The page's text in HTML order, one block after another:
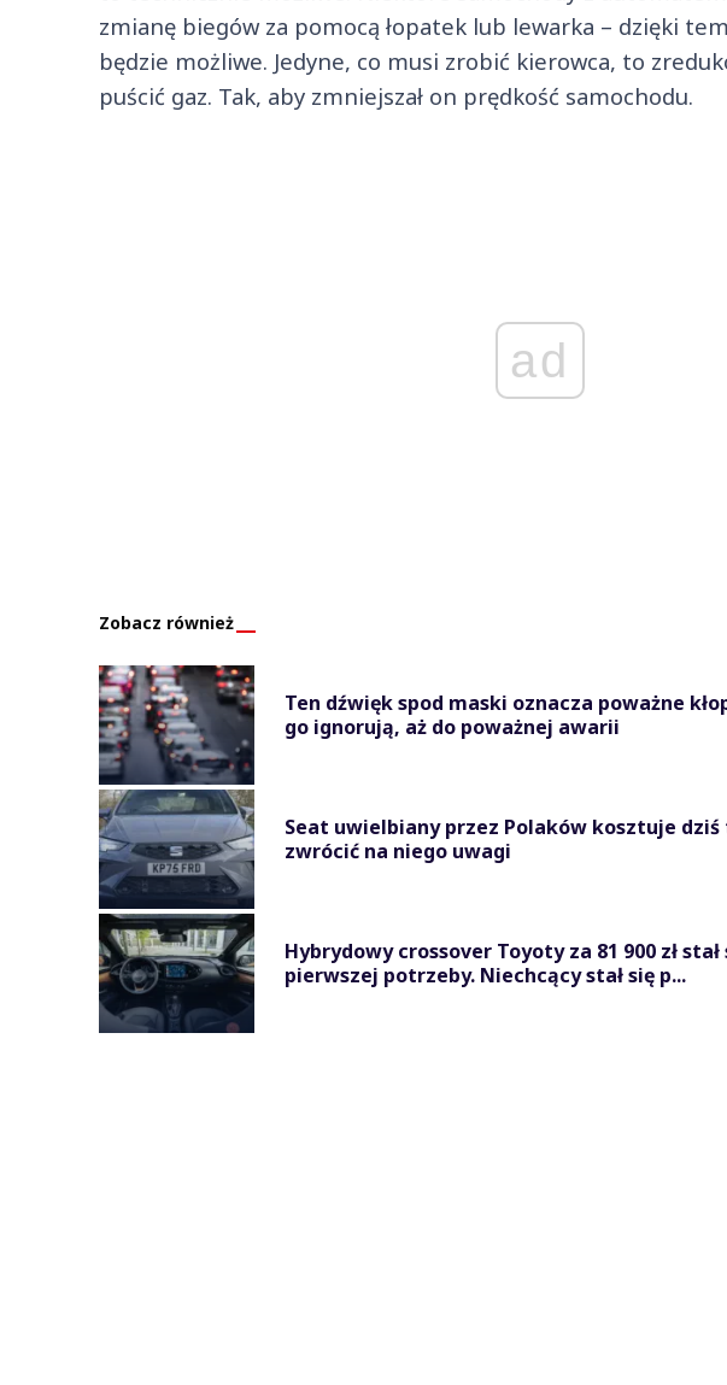
zmianę biegów za pomocą łopatek lub lewarka – dzięki
będzie możliwe. Jedyne, co musi zrobić kierowca, to
puścić gaz. Tak, aby zmniejszał on prędkość samochodu.
ad
Zobacz również
Ten dźwięk spod maski oznacza poważne
go ignorują, aż do poważnej awarii
Seat uwielbiany przez Polaków kosztuje
zwrócić na niego uwagi
Hybrydowy crossover Toyoty za 81 900 zł
pierwszej potrzeby. Niechcący stał się p...